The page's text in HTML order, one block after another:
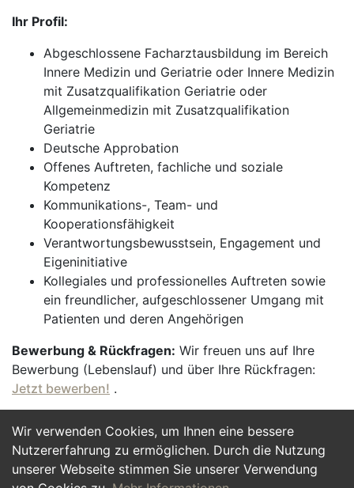
Wir verwenden Cookies, um Ihnen eine bessere
Nutzererfahrung zu ermöglichen. Durch die Nutzung
unserer Webseite stimmen Sie unserer Verwendung
Ihr Profil:
Abgeschlossene Facharztausbildung im Bereich
Innere Medizin und Geriatrie oder Innere Medizin
mit Zusatzqualifikation Geriatrie oder
Allgemeinmedizin mit Zusatzqualifikation
Geriatrie
Deutsche Approbation
Offenes Auftreten, fachliche und soziale
Kompetenz
Kommunikations-, Team- und
Kooperationsfähigkeit
Verantwortungsbewusstsein, Engagement und
Eigeninitiative
Kollegiales und professionelles Auftreten sowie
ein freundlicher, aufgeschlossener Umgang mit
Patienten und deren Angehörigen
Bewerbung & Rückfragen: Wir freuen uns auf Ihre
Bewerbung (Lebenslauf) und über Ihre Rückfragen:
Jetzt bewerben! .
Jetzt Bewerben